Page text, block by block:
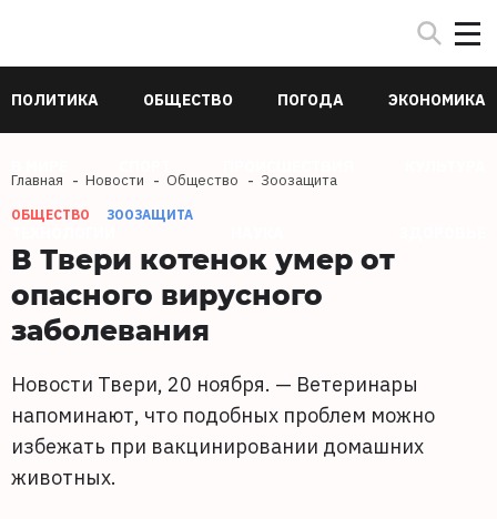
ПОЛИТИКА ОБЩЕСТВО ПОГОДА ЭКОНОМИКА
Главная Новости Общество Зоозащита
ОБЩЕСТВО ЗООЗАЩИТА
В Твери котенок умер от
опасного вирусного
заболевания
Новости Твери, 20 ноября. — Ветеринары
напоминают, что подобных проблем можно
избежать при вакцинировании домашних
животных.